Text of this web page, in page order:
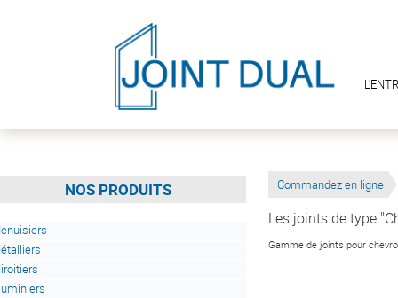
NOS PRODUITS Commandez en ligne
Les joints de type
Gamme de joints pour